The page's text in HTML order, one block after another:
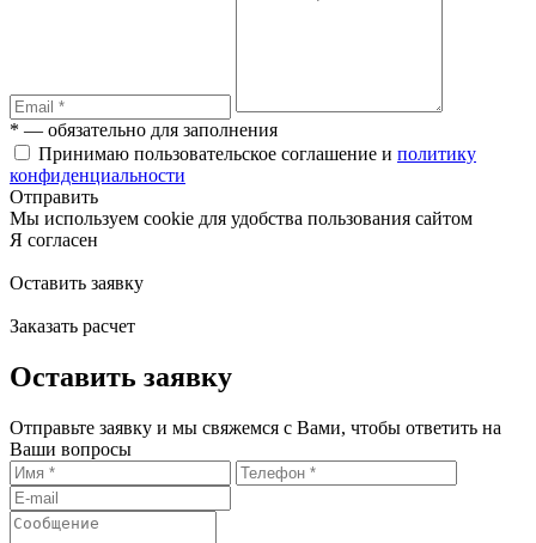
* — обязательно для заполнения
Принимаю пользовательское соглашение и политику
конфиденциальности
Отправить
Мы используем cookie для удобства пользования сайтом
Я согласен
Оставить заявку
Заказать расчет
Оставить заявку
Отправьте заявку и мы свяжемся с Вами, чтобы ответить на
Ваши вопросы